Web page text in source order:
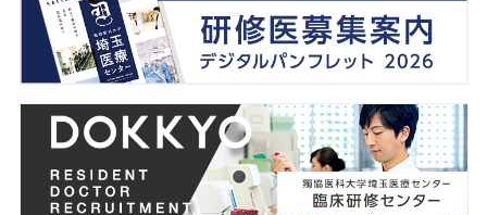
内視鏡センター
遺伝カウンセリングセンター
リプロダクションセンター
看護部
事務部
医療安全管理室
臨床研修センター